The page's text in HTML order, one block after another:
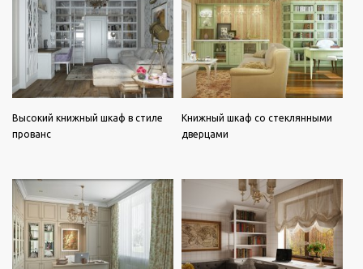
Высокий книжный шкаф в стиле
прованс
Книжный шкаф со стеклянными
дверцами